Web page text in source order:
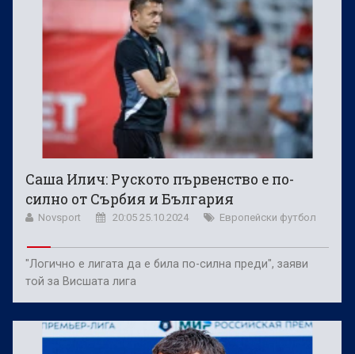
Саша Илич: Руското първенство е по-
силно от Сърбия и България
Novsport 20:05 25.10.2024 Европейски футбол
"Логично е лигата да е била по-силна преди", заяви
той за Висшата лига